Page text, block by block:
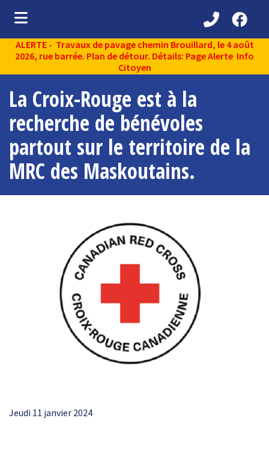
(Découvrir )
(Administration municipale )
(Services aux citoyens )
(Partenaires )
(Loisirs et vie communautaire )
(Environnement )
ALERTE - Travaux de pavage chemin Brouillard, le 4 août
2026, rue barrée. Plan de détour. Détails: Page Alerte Info
Citoyen
La Croix-Rouge est à la
recherche de bénévoles
partout sur le territoire de la
MRC des Maskoutains.
Jeudi 11 janvier 2024